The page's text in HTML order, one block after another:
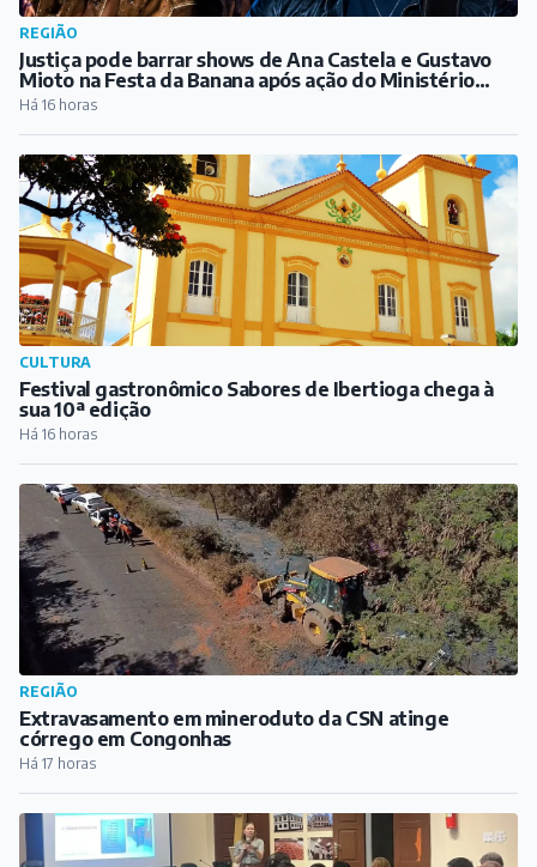
Festival gastronômico Sabores de Ibertioga chega à
sua 10ª edição
Há 16 horas
REGIÃO
Extravasamento em mineroduto da CSN atinge
córrego em Congonhas
Há 17 horas
REGIÃO
Comerciantes de Prados e Dores de Campos
participam de capacitação do Procon
Há 17 horas
PUBLICIDADE